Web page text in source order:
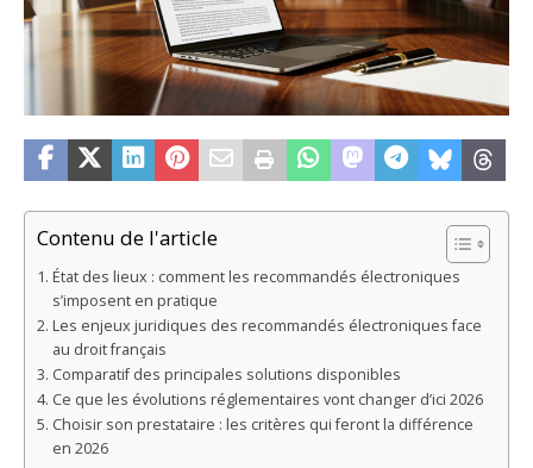
Contenu de l'article
État des lieux : comment les recommandés électroniques
s’imposent en pratique
Les enjeux juridiques des recommandés électroniques face
au droit français
Comparatif des principales solutions disponibles
Ce que les évolutions réglementaires vont changer d’ici 2026
Choisir son prestataire : les critères qui feront la différence
en 2026